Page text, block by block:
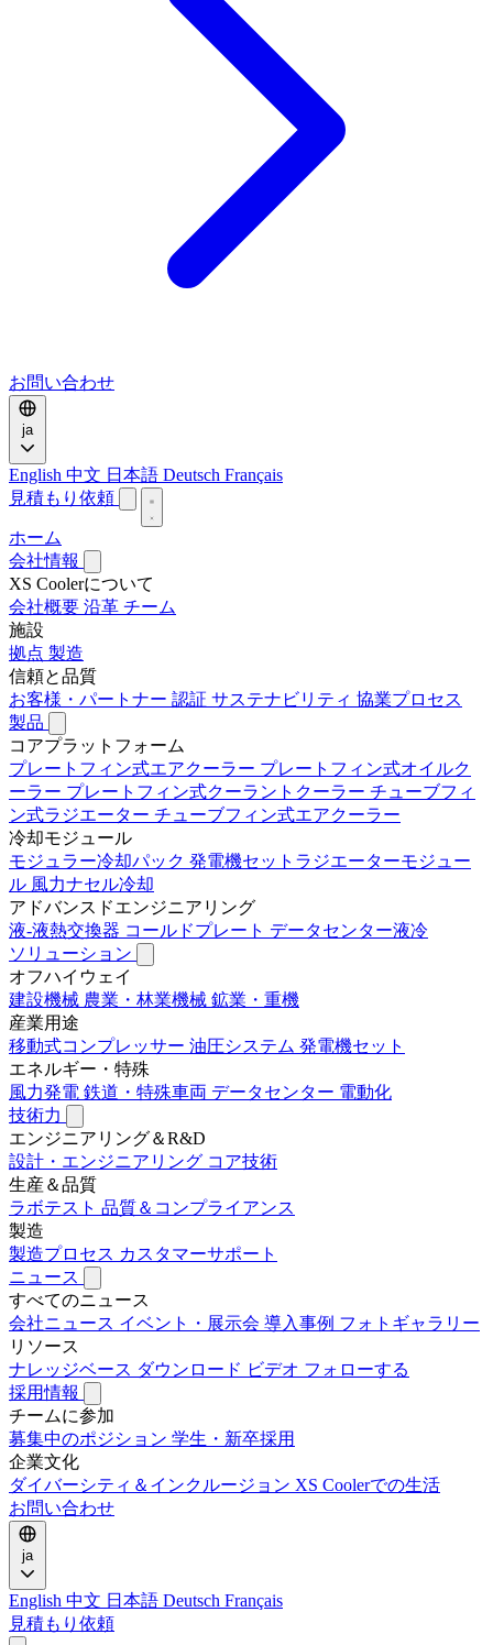
お問い合わせ
ja
English 中文 日本語 Deutsch Français
見積もり依頼
ホーム
会社情報
XS Coolerについて
会社概要 沿革 チーム
施設
拠点 製造
信頼と品質
お客様・パートナー 認証 サステナビリティ 協業プロセス
製品
コアプラットフォーム
プレートフィン式エアクーラー プレートフィン式オイルク
ーラー プレートフィン式クーラントクーラー チューブフィ
ン式ラジエーター チューブフィン式エアクーラー
冷却モジュール
モジュラー冷却パック 発電機セットラジエーターモジュー
ル 風力ナセル冷却
アドバンスドエンジニアリング
液-液熱交換器 コールドプレート データセンター液冷
ソリューション
オフハイウェイ
建設機械 農業・林業機械 鉱業・重機
産業用途
移動式コンプレッサー 油圧システム 発電機セット
エネルギー・特殊
風力発電 鉄道・特殊車両 データセンター 電動化
技術力
エンジニアリング＆R&D
設計・エンジニアリング コア技術
生産＆品質
ラボテスト 品質＆コンプライアンス
製造
製造プロセス カスタマーサポート
ニュース
すべてのニュース
会社ニュース イベント・展示会 導入事例 フォトギャラリー
リソース
ナレッジベース ダウンロード ビデオ フォローする
採用情報
チームに参加
募集中のポジション 学生・新卒採用
企業文化
ダイバーシティ＆インクルージョン XS Coolerでの生活
お問い合わせ
ja
English 中文 日本語 Deutsch Français
見積もり依頼